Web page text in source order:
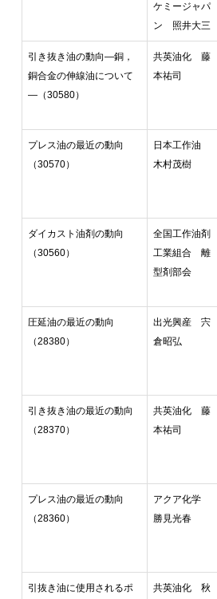
ケミージャパ
ン 照井大三
引き抜き油の動向―銅，
銅合金の伸線油について
―（30580）
共英油化 藤
本祐司
プレス油の最近の動向
（30570）
日本工作油
木村茂樹
ダイカスト油剤の動向
（30560）
全国工作油剤
工業組合 離
型剤部会
圧延油の最近の動向
（28380）
出光興産 宍
倉昭弘
引き抜き油の最近の動向
（28370）
共英油化 藤
本祐司
プレス油の最近の動向
（28360）
アクア化学
勝見光春
引抜き油に使用されるポ
共英油化 秋